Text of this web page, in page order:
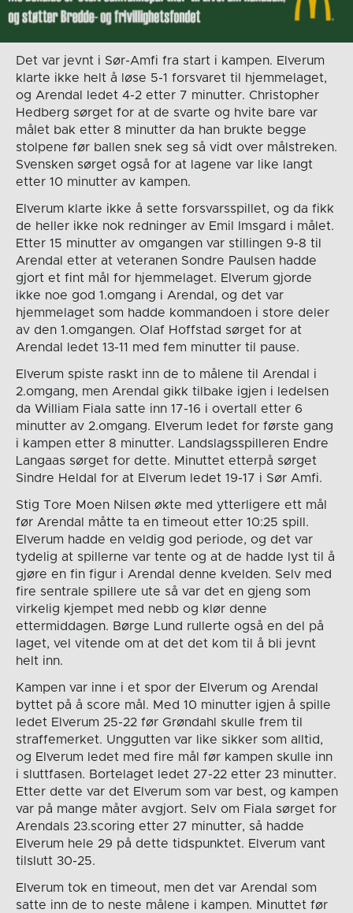
Det var jevnt i Sør-Amfi fra start i kampen. Elverum
klarte ikke helt å løse 5-1 forsvaret til hjemmelaget,
og Arendal ledet 4-2 etter 7 minutter. Christopher
Hedberg sørget for at de svarte og hvite bare var
målet bak etter 8 minutter da han brukte begge
stolpene før ballen snek seg så vidt over målstreken.
Svensken sørget også for at lagene var like langt
etter 10 minutter av kampen.
Elverum klarte ikke å sette forsvarsspillet, og da fikk
de heller ikke nok redninger av Emil Imsgard i målet.
Etter 15 minutter av omgangen var stillingen 9-8 til
Arendal etter at veteranen Sondre Paulsen hadde
gjort et fint mål for hjemmelaget. Elverum gjorde
ikke noe god 1.omgang i Arendal, og det var
hjemmelaget som hadde kommandoen i store deler
av den 1.omgangen. Olaf Hoffstad sørget for at
Arendal ledet 13-11 med fem minutter til pause.
Elverum spiste raskt inn de to målene til Arendal i
2.omgang, men Arendal gikk tilbake igjen i ledelsen
da William Fiala satte inn 17-16 i overtall etter 6
minutter av 2.omgang. Elverum ledet for første gang
i kampen etter 8 minutter. Landslagsspilleren Endre
Langaas sørget for dette. Minuttet etterpå sørget
Sindre Heldal for at Elverum ledet 19-17 i Sør Amfi.
Stig Tore Moen Nilsen økte med ytterligere ett mål
før Arendal måtte ta en timeout etter 10:25 spill.
Elverum hadde en veldig god periode, og det var
tydelig at spillerne var tente og at de hadde lyst til å
gjøre en fin figur i Arendal denne kvelden. Selv med
fire sentrale spillere ute så var det en gjeng som
virkelig kjempet med nebb og klør denne
ettermiddagen. Børge Lund rullerte også en del på
laget, vel vitende om at det det kom til å bli jevnt
helt inn.
Kampen var inne i et spor der Elverum og Arendal
byttet på å score mål. Med 10 minutter igjen å spille
ledet Elverum 25-22 før Grøndahl skulle frem til
straffemerket. Unggutten var like sikker som alltid,
og Elverum ledet med fire mål før kampen skulle inn
i sluttfasen. Bortelaget ledet 27-22 etter 23 minutter.
Etter dette var det Elverum som var best, og kampen
var på mange måter avgjort. Selv om Fiala sørget for
Arendals 23.scoring etter 27 minutter, så hadde
Elverum hele 29 på dette tidspunktet. Elverum vant
tilslutt 30-25.
Elverum tok en timeout, men det var Arendal som
satte inn de to neste målene i kampen. Minuttet før